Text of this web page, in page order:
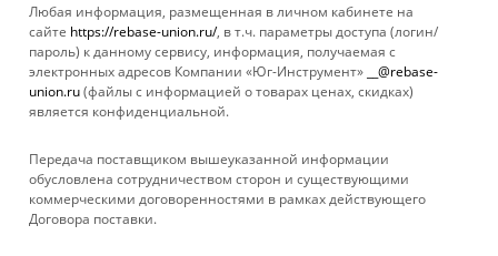
Затирочная машина
LIFAN ST-36 ( 2 коробки)
Нет в наличии
КАТАЛОГ
Любая информация, размещенная в личном кабинете на
сайте https://rebase-union.ru/, в т.ч. параметры доступа (логин/
пароль) к данному сервису, информация, получаемая с
электронных адресов Компании «Юг-Инструмент»
__@rebase-
union.ru(файлы с информацией о товарах ценах, скидках)
является конфиденциальной.
Передача поставщиком вышеуказанной информации
обусловлена сотрудничеством сторон и существующими
коммерческими договоренностями в рамках действующего
Договора поставки.